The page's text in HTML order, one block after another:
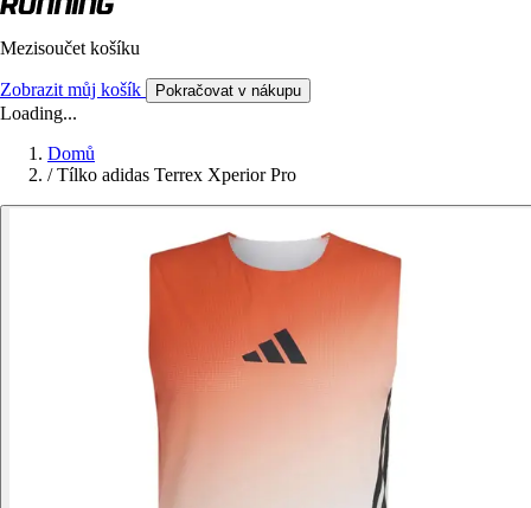
Mezisoučet košíku
Zobrazit můj košík Pokračovat v nákupu
Loading...
Domů
/ Tílko adidas Terrex Xperior Pro